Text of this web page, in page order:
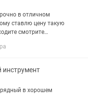
в отличном
ставлю цену такую
смотрите
играет,
рядный в хорошем